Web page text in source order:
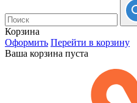
Корзина
Оформить Перейти в корзину
Ваша корзина пуста